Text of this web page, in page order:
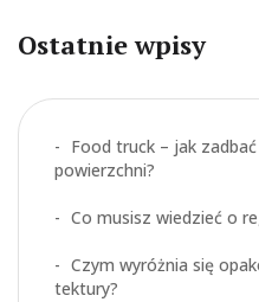
Ostatnie wpisy
Food truck – jak
powierzchni?
Co musisz wiedzieć o
Czym wyróżnia się
tektury?